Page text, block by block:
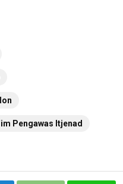
Pengawas Itjenad